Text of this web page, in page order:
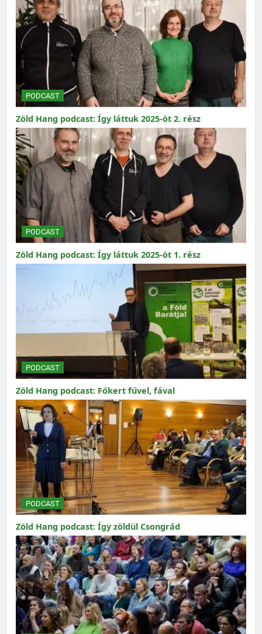
PODCAST
Zöld Hang podcast: Így láttuk 2025-öt 2. rész
PODCAST
Zöld Hang podcast: Így láttuk 2025-öt 1. rész
PODCAST
Zöld Hang podcast: Főkert fűvel, fával
PODCAST
Zöld Hang podcast: Így zöldül Csongrád